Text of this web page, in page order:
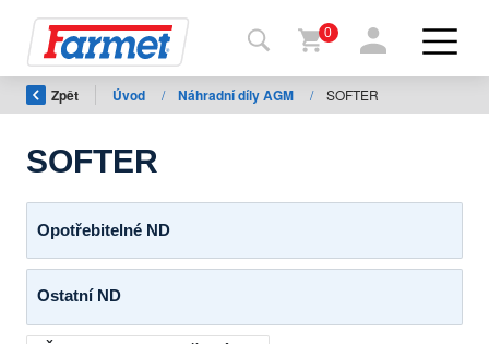
Zpět
na
shop
0
Zpět Úvod / Náhradní díly AGM / SOFTER
SOFTER
Opotřebitelné ND
Ostatní ND